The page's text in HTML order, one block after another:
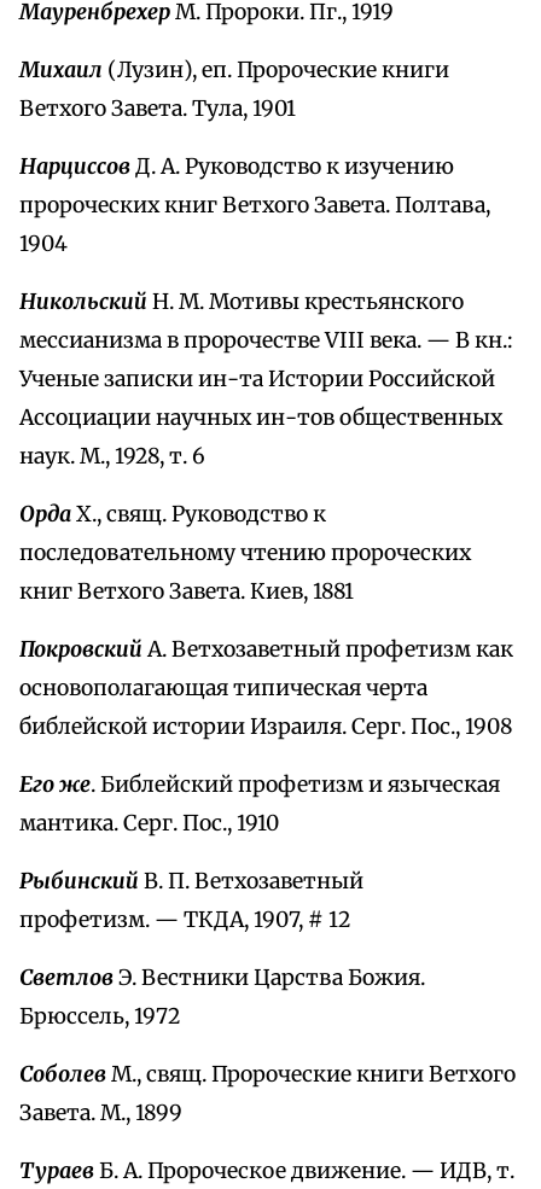
МауренбрехерМ. Пророки. Пг., 1919
Михаил (Лузин), еп. Пророческие книги
Ветхого Завета. Тула, 1901
НарциссовД. А. Руководство к изучению
пророческих книг Ветхого Завета. Полтава,
1904
Никольский Н. М. Мотивы крестьянского
мессианизма в пророчестве VIII века. — В кн.:
Ученые записки ин-та Истории Российской
Ассоциации научных ин-тов общественных
наук. М., 1928, т. 6
ОрдаХ., свящ. Руководство к
последовательному чтению пророческих
книг Ветхого Завета. Киев, 1881
ПокровскийА. Ветхозаветный профетизм как
основополагающая типическая черта
библейской истории Израиля. Серг. Пос., 1908
Его же. Библейский профетизм и языческая
мантика. Серг. Пос., 1910
Рыбинский В. П. Ветхозаветный
профетизм. — ТКДА, 1907, # 12
СветловЭ. Вестники Царства Божия.
Брюссель, 1972
СоболевМ., свящ. Пророческие книги Ветхого
Завета. М., 1899
ТураевБ. А. Пророческое движение. — ИДВ, т.